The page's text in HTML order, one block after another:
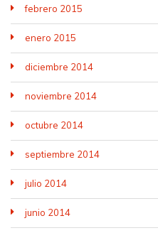
febrero 2015
enero 2015
diciembre 2014
noviembre 2014
octubre 2014
septiembre 2014
julio 2014
junio 2014